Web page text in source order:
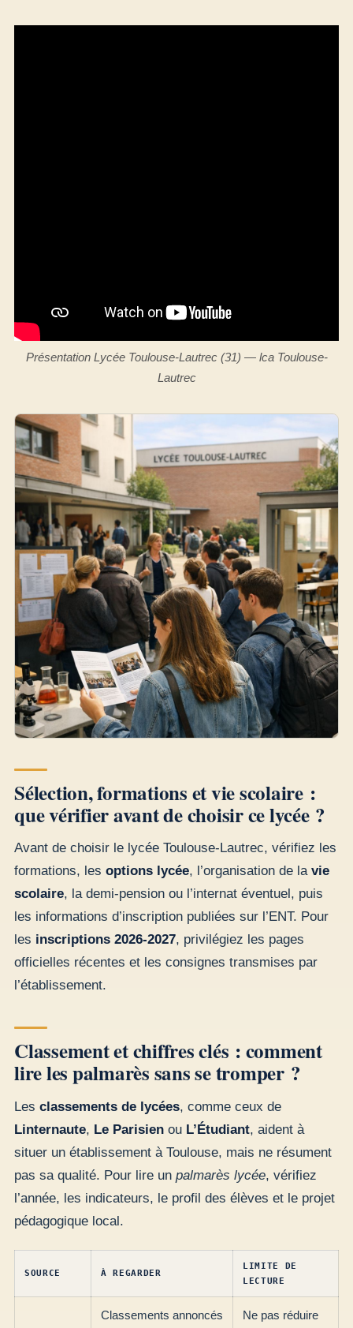
Présentation Lycée Toulouse-Lautrec (31) — lca Toulouse-
Lautrec
Sélection, formations et vie scolaire :
que vérifier avant de choisir ce lycée ?
Avant de choisir le lycée Toulouse-Lautrec, vérifiez les
formations, les options lycée, l’organisation de la vie
scolaire, la demi-pension ou l’internat éventuel, puis
les informations d’inscription publiées sur l’ENT. Pour
les inscriptions 2026-2027, privilégiez les pages
officielles récentes et les consignes transmises par
l’établissement.
Classement et chiffres clés : comment
lire les palmarès sans se tromper ?
Les classements de lycées, comme ceux de
Linternaute, Le Parisien ou L’Étudiant, aident à
situer un établissement à Toulouse, mais ne résument
pas sa qualité. Pour lire un palmarès lycée, vérifiez
l’année, les indicateurs, le profil des élèves et le projet
pédagogique local.
SOURCE À REGARDER
LIMITE DE
LECTURE
Classements annoncés
Ne pas réduire